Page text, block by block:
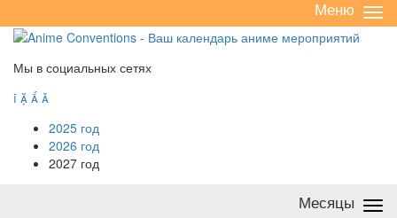
/
Меню
Мы в социальных сетях
   
2025 год
2026 год
2027 год
Месяцы